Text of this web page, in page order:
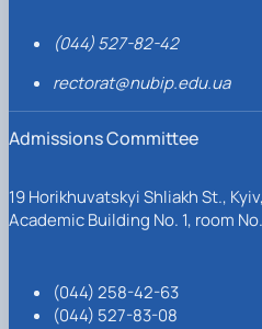
(044) 527-82-42
rectorat@nubip.edu.ua
Admissions Committee
19 Horikhuvatskyi Shliakh St.,
Academic Building No. 1, room
(044) 258-42-63
(044) 527-83-08